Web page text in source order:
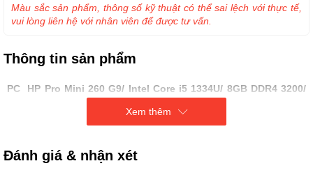
Thông tin sản phẩm
PC HP Pro Mini 260 G9/ Intel Core i5 1334U/ 8GB DDR4 3200/
USB Mouse & Keyboard/ W11H/ 1Y Onsite PRO260-
Xem thêm
Màu sắc sản phẩm, thông số kỹ thuật có thể sai lệch với thực tế,
vui lòng liên hệ với nhân viên để được tư vấn.
Đánh giá & nhận xét